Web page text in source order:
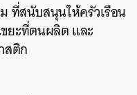
ที่สนับสนุนให้ครัวเรือน
ยะที่ตนผลิต และ
สติก